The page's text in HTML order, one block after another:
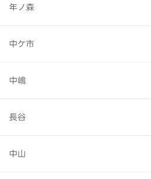
年ノ森
中ケ市
中嶋
長谷
中山